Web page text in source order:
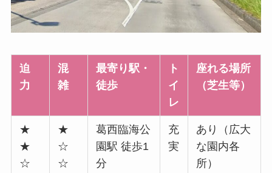
迫
力
混
雑
最寄り駅・
徒歩
ト
イ
レ
座れる場所
（芝生等）
★
★
☆
★
☆
☆
葛西臨海公
園駅 徒歩1
分
充
実
あり（広大
な園内各
所）